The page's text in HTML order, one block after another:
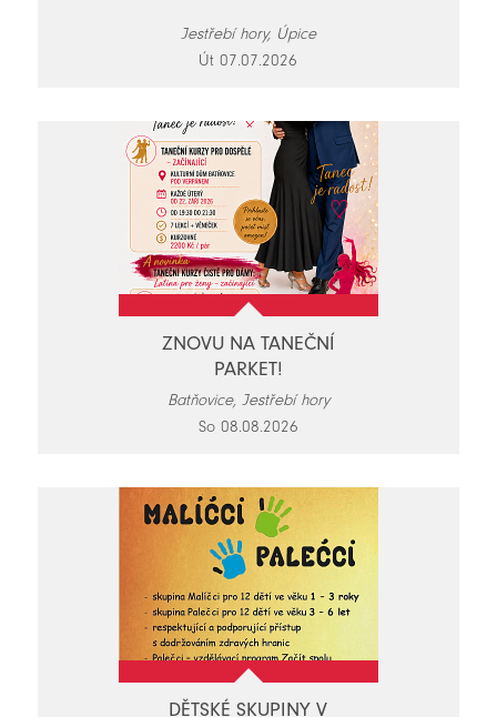
Jestřebí hory, Úpice
Út 07.07.2026
ZNOVU NA TANEČNÍ
PARKET!
Batňovice, Jestřebí hory
So 08.08.2026
DĚTSKÉ SKUPINY V